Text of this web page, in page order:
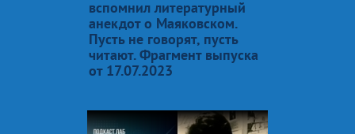
вспомнил литературный
анекдот о Маяковском.
Пусть не говорят, пусть
читают. Фрагмент выпуска
от 17.07.2023